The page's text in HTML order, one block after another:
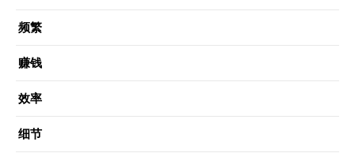
频繁
赚钱
效率
细节